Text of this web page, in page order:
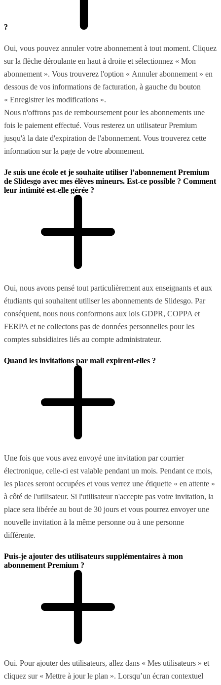
?
Oui, vous pouvez annuler votre abonnement à tout moment. Cliquez
sur la flèche déroulante en haut à droite et sélectionnez « Mon
abonnement ». Vous trouverez l'option « Annuler abonnement » en
dessous de vos informations de facturation, à gauche du bouton
« Enregistrer les modifications ».
Nous n'offrons pas de remboursement pour les abonnements une
fois le paiement effectué. Vous resterez un utilisateur Premium
jusqu'à la date d'expiration de l'abonnement. Vous trouverez cette
information sur la page de votre abonnement.
Je suis une école et je souhaite utiliser l’abonnement Premium
de Slidesgo avec mes élèves mineurs. Est-ce possible ? Comment
leur intimité est-elle gérée ?
Oui, nous avons pensé tout particulièrement aux enseignants et aux
étudiants qui souhaitent utiliser les abonnements de Slidesgo. Par
conséquent, nous nous conformons aux lois GDPR, COPPA et
FERPA et ne collectons pas de données personnelles pour les
comptes subsidiaires liés au compte administrateur.
Quand les invitations par mail expirent-elles ?
Une fois que vous avez envoyé une invitation par courrier
électronique, celle-ci est valable pendant un mois. Pendant ce mois,
les places seront occupées et vous verrez une étiquette « en attente »
à côté de l'utilisateur. Si l'utilisateur n'accepte pas votre invitation, la
place sera libérée au bout de 30 jours et vous pourrez envoyer une
nouvelle invitation à la même personne ou à une personne
différente.
Puis-je ajouter des utilisateurs supplémentaires à mon
abonnement Premium ?
Oui. Pour ajouter des utilisateurs, allez dans « Mes utilisateurs » et
cliquez sur « Mettre à jour le plan ». Lorsqu’un écran contextuel